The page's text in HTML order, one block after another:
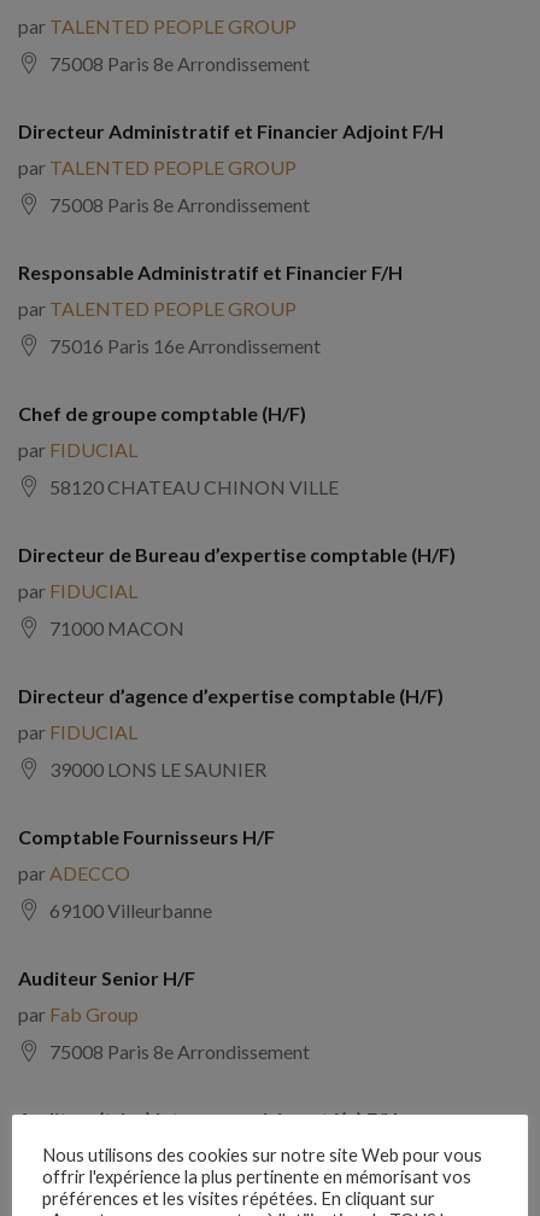
par TALENTED PEOPLE GROUP
75008 Paris 8e Arrondissement
Directeur Administratif et Financier Adjoint F/H
par TALENTED PEOPLE GROUP
75008 Paris 8e Arrondissement
Responsable Administratif et Financier F/H
par TALENTED PEOPLE GROUP
75016 Paris 16e Arrondissement
Chef de groupe comptable (H/F)
par FIDUCIAL
58120 CHATEAU CHINON VILLE
Directeur de Bureau d’expertise comptable (H/F)
par FIDUCIAL
71000 MACON
Directeur d’agence d’expertise comptable (H/F)
par FIDUCIAL
39000 LONS LE SAUNIER
Comptable Fournisseurs H/F
par ADECCO
69100 Villeurbanne
Auditeur Senior H/F
par Fab Group
75008 Paris 8e Arrondissement
Auditeur(trice) interne expérimenté(e) F/H
parComptabilite Emploi
39130 Châtillon
Nous utilisons des cookies sur notre site Web pour vous
offrir l'expérience la plus pertinente en mémorisant vos
préférences et les visites répétées. En cliquant sur